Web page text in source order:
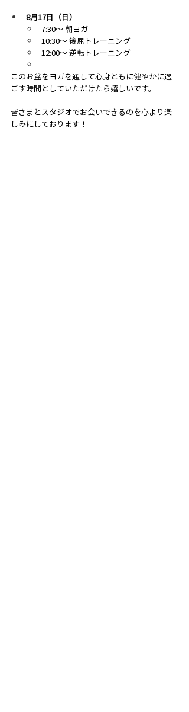
8月17日（日）
7:30〜 朝ヨガ
10:30〜 後屈トレーニング
12:00〜 逆転トレーニング
このお盆をヨガを通して心身ともに健やかに過
ごす時間としていただけたら嬉しいです。
皆さまとスタジオでお会いできるのを心より楽
しみにしております！